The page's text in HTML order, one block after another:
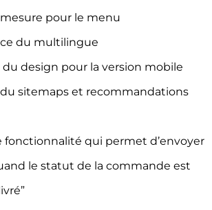
pour le menu
du multilingue
design pour la version mobile
sitemaps et recommandations
fonctionnalité qui permet d’envoyer
le statut de la commande est